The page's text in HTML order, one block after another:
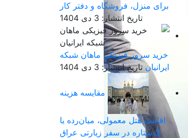
برای منزل، فروشگاه و دفتر کار
تاریخ انتشار: 3 دی 1404
خرید سرور فیزیکی ماهان شبکه
ایرانیان تاریخ انتشار: 3 دی 1404
مقایسه هزینه
اقامت هتل معمولی، میان‌رده یا
5 ستاره در سفر زیارتی عراق